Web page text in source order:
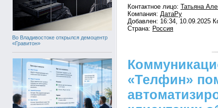
Во Владивостоке открылся демоцентр
«Гравитон»
Контактное лицо: Татьяна
Компания: ДатаРу
Добавлен: 16:34, 10.09.2025
Страна: Россия
«Телфин»